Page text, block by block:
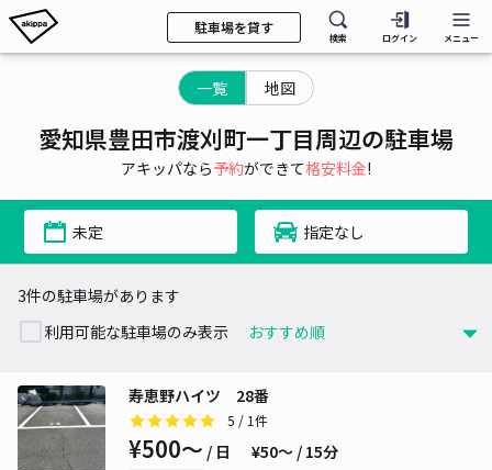
駐車場を貸す
検索 ログイン メニュー
一覧 地図
愛知県豊田市渡刈町一丁目周辺の駐車場
アキッパなら予約ができて格安料金!
未定 指定なし
3件の駐車場があります
利用可能な駐車場のみ表示
寿恵野ハイツ 28番
5 / 1件
¥500〜 / 日 ¥50〜 / 15分